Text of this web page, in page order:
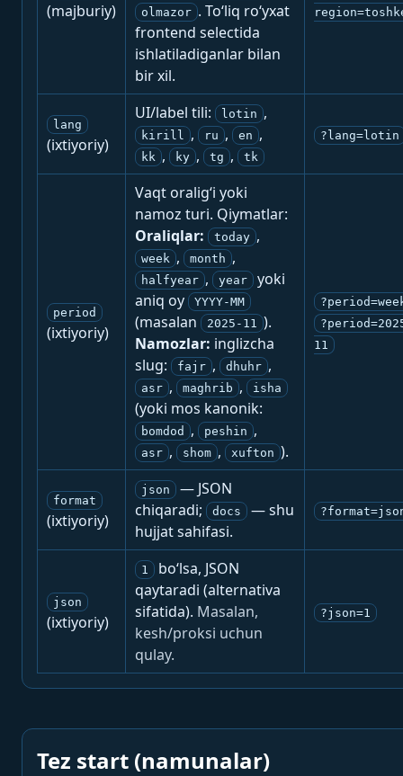
(majburiy) olmazor . To‘liq ro‘yxat
frontend selectida
ishlatiladiganlar bilan
bir xil.
lang
(ixtiyoriy)
UI/label tili: lotin ,
kirill , ru , en ,
kk , ky , tg , tk
?lang=lotin
period
(ixtiyoriy)
Vaqt oralig‘i yoki
namoz turi. Qiymatlar:
Oraliqlar:
today ,
week , month ,
halfyear , year
yoki
aniq oy
YYYY-MM
(masalan 2025-11 ).
Namozlar: inglizcha
slug:
fajr , dhuhr ,
asr , maghrib , isha
(yoki mos kanonik:
bomdod , peshin ,
asr , shom , xufton ).
11
format
(ixtiyoriy)
json
— JSON
chiqaradi;
docs
— shu
hujjat sahifasi.
json
(ixtiyoriy)
1
bo‘lsa, JSON
qaytaradi (alternativa
sifatida). Masalan,
kesh/proksi uchun
qulay.
?json=1
Tez start (namunalar)